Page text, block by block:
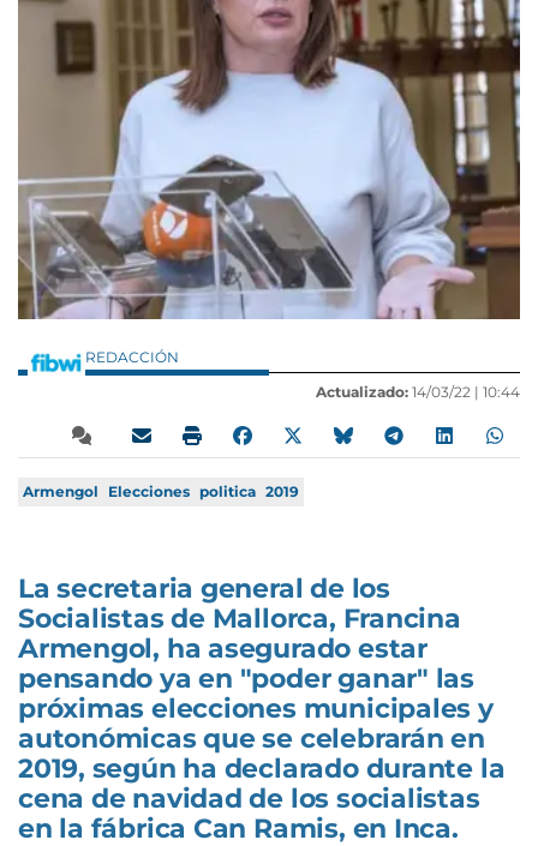
REDACCIÓN
Actualizado: 14/03/22 | 10:44
Armengol Elecciones politica 2019
La secretaria general de los
Socialistas de Mallorca, Francina
Armengol, ha asegurado estar
pensando ya en "poder ganar" las
próximas elecciones municipales y
autonómicas que se celebrarán en
2019, según ha declarado durante la
cena de navidad de los socialistas
en la fábrica Can Ramis, en Inca.